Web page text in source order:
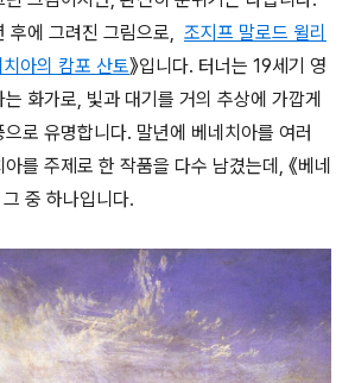
후에 그려진 그림으로, 조지프 말로드 윌리
치아의 캄포 산토》입니다. 터너는 19세기 영
화가로, 빛과 대기를 거의 추상에 가깝게
로 유명합니다. 말년에 베네치아를 여러
를 주제로 한 작품을 다수 남겼는데, 《베네
그 중 하나입니다.